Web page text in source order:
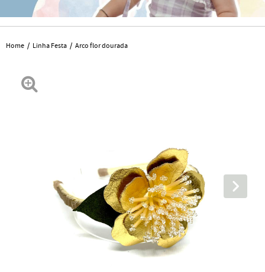
Home Linha Festa Arco flor dourada